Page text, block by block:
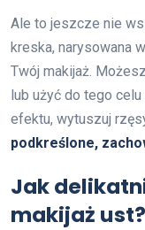
Ale to jeszcze nie
kreska, narysowana
Twój makijaż.
lub użyć do tego
efektu, wytuszuj
podkreślone,
Jak
makijaż ust?